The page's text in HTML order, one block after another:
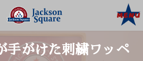
手がけた刺繍ワッペ